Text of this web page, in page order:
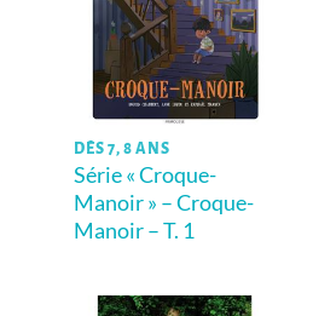
DÈS 7, 8 ANS
Série « Croque-
Manoir » – Croque-
Manoir – T. 1